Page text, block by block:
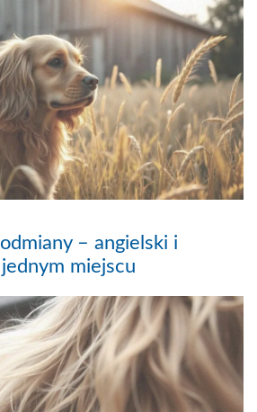
– angielski i
miejscu